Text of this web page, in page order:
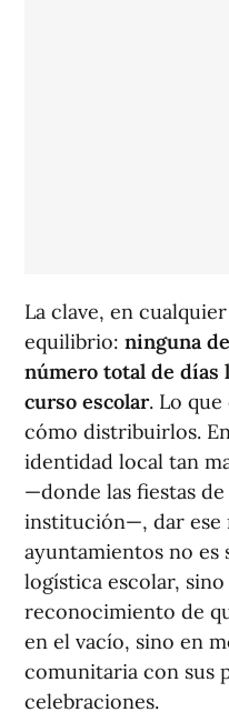
La clave, en
equilibrio: ninguna
número total de días
curso escolar. Lo
cómo distribuirlos.
identidad local tan
—donde las fiestas
institución—, dar ese
ayuntamientos no es
logística escolar,
reconocimiento de
en el vacío, sino en
comunitaria con sus
celebraciones.